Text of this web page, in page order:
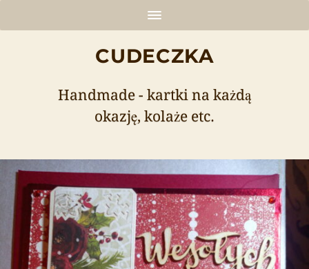
CUDECZKA
Handmade - kartki na każdą
okazję, kolaże etc.